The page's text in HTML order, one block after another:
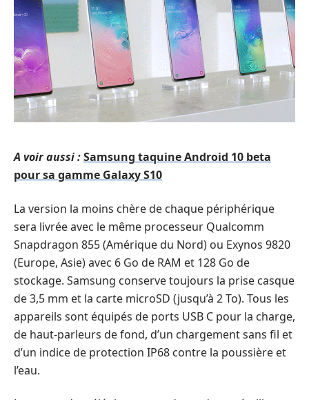
A voir aussi :Samsung taquine Android 10 beta
pour sa gamme Galaxy S10
La version la moins chère de chaque périphérique
sera livrée avec le même processeur Qualcomm
Snapdragon 855 (Amérique du Nord) ou Exynos 9820
(Europe, Asie) avec 6 Go de RAM et 128 Go de
stockage. Samsung conserve toujours la prise casque
de 3,5 mm et la carte microSD (jusqu’à 2 To). Tous les
appareils sont équipés de ports USB C pour la charge,
de haut-parleurs de fond, d’un chargement sans fil et
d’un indice de protection IP68 contre la poussière et
l’eau.